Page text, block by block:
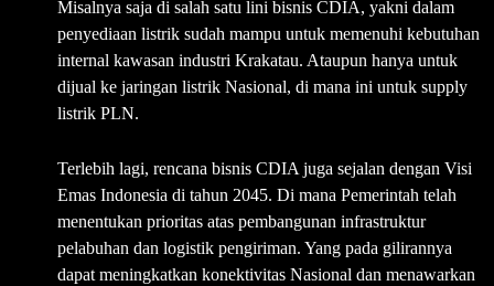
Misalnya saja di salah satu lini bisnis CDIA, yakni dalam
penyediaan listrik sudah mampu untuk memenuhi kebutuhan
internal kawasan industri Krakatau. Ataupun hanya untuk
dijual ke jaringan listrik Nasional, di mana ini untuk supply
listrik PLN.
Terlebih lagi, rencana bisnis CDIA juga sejalan dengan Visi
Emas Indonesia di tahun 2045. Di mana Pemerintah telah
menentukan prioritas atas pembangunan infrastruktur
pelabuhan dan logistik pengiriman. Yang pada gilirannya
dapat meningkatkan konektivitas Nasional dan menawarkan